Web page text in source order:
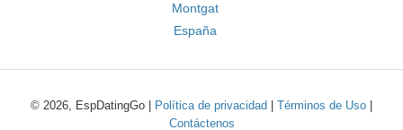
Montgat
España
© 2026, EspDatingGo | Política de privacidad Términos de Uso
Contáctenos